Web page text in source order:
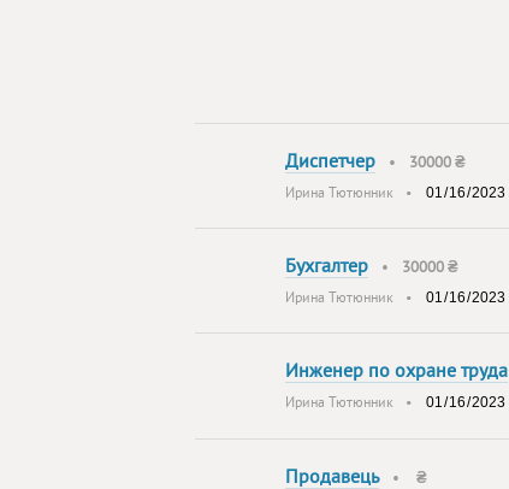
Диспетчер • 30000 ₴
Ирина Тютюнник •
Бухгалтер • 30000 ₴
Ирина Тютюнник •
Инженер по охране труда
Ирина Тютюнник •
Продавець• ₴